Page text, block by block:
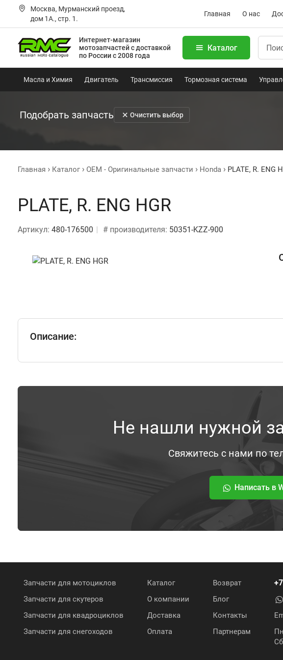
Москва, Мурманский проезд,
дом 1А., стр. 1.
Главная О нас
Интернет-магазин
мотозапчастейс доставкой
по России с 2008 года
Каталог
Масла и Химия Двигатель Трансмиссия Тормозная система
Подобрать запчасть Очистить выбор
Главная Каталог OEM - Оригинальные запчасти Honda PLATE, R. ENG
PLATE, R. ENG HGR
Артикул: 480-176500 # производителя: 50351-KZZ-900
Описание:
Не нашли нужной
Свяжитесь с нами по
Написать в
Запчасти для мотоциклов
Запчасти для скутеров
Запчасти для квадроциклов
Запчасти для снегоходов
Каталог
О компании
Доставка
Оплата
Возврат
Блог
Контакты
Партнерам